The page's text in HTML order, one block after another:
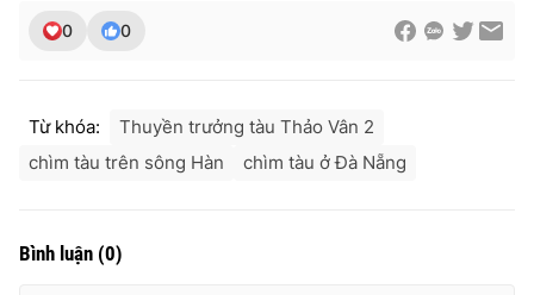
Giấy phép hoạt động báo in và báo điện tử số 483/GP-BTTTT
cấp ngày 29/12/2023
Nguyễn Trọng Ninh
0 0
Từ khóa:
Thuyền trưởng tàu Thảo Vân 2
chìm tàu trên sông Hàn
chìm tàu ở Đà Nẵng
Bình luận (0)